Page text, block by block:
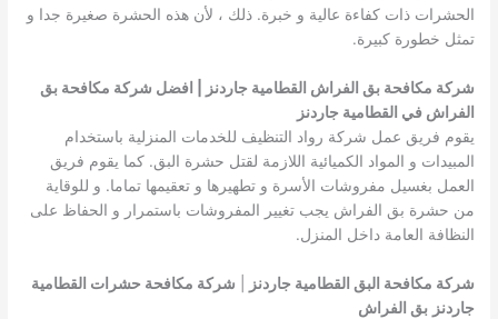
الحشرات ذات كفاءة عالية و خبرة. ذلك ، لأن هذه الحشرة صغيرة جدا و
تمثل خطورة كبيرة.
شركة مكافحة بق الفراش القطامية جاردنز | افضل شركة مكافحة بق
الفراش في القطامية جاردنز
يقوم فريق عمل شركة رواد التنظيف للخدمات المنزلية باستخدام
المبيدات و المواد الكميائية اللازمة لقتل حشرة البق. كما يقوم فريق
العمل بغسيل مفروشات الأسرة و تطهيرها و تعقيمها تماما. و للوقاية
من حشرة بق الفراش يجب تغيير المفروشات باستمرار و الحفاظ على
النظافة العامة داخل المنزل.
شركة مكافحة البق القطامية جاردنز
شركة مكافحة حشرات القطامية
جاردنز بق الفراش